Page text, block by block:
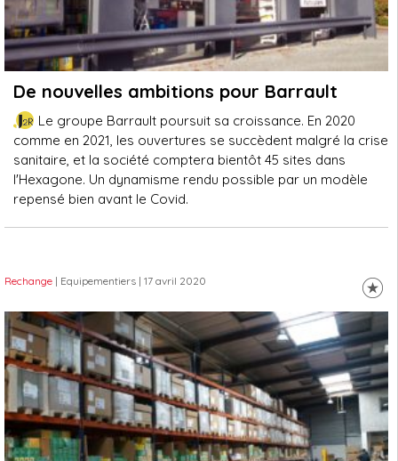
De nouvelles ambitions pour Barrault
Le groupe Barrault poursuit sa croissance. En 2020
comme en 2021, les ouvertures se succèdent malgré la crise
sanitaire, et la société comptera bientôt 45 sites dans
l'Hexagone. Un dynamisme rendu possible par un modèle
repensé bien avant le Covid.
Rechange | Equipementiers | 17 avril 2020